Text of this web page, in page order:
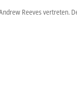
Reeves